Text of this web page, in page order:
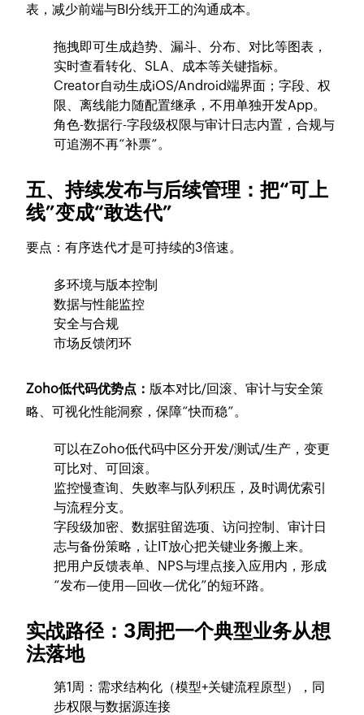
表，减少前端与BI分线开工的沟通成本。
拖拽即可生成趋势、漏斗、分布、对比等图表，
实时查看转化、SLA、成本等关键指标。
Creator自动生成iOS/Android端界面；字段、权
限、离线能力随配置继承，不用单独开发App。
角色-数据行-字段级权限与审计日志内置，合规与
可追溯不再“补票”。
五、持续发布与后续管理：把“可上
线”变成“敢迭代”
要点：有序迭代才是可持续的3倍速。
多环境与版本控制
数据与性能监控
安全与合规
市场反馈闭环
Zoho低代码优势点： 版本对比/回滚、审计与安全策
略、可视化性能洞察，保障“快而稳”。
可以在Zoho低代码中区分开发/测试/生产，变更
可比对、可回滚。
监控慢查询、失败率与队列积压，及时调优索引
与流程分支。
字段级加密、数据驻留选项、访问控制、审计日
志与备份策略，让IT放心把关键业务搬上来。
把用户反馈表单、NPS与埋点接入应用内，形成
“发布—使用—回收—优化”的短环路。
实战路径：3周把一个典型业务从想
法落地
第1周：需求结构化（模型+关键流程原型），同
步权限与数据源连接